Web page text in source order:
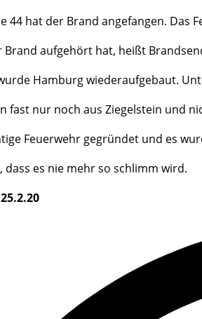
44 hat der Brand angefangen. Das
Brand aufgehört hat, heißt
Hamburg wiederaufgebaut.
fast nur noch aus Ziegelstein und
Feuerwehr gegründet und es
es nie mehr so schlimm wird.